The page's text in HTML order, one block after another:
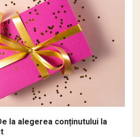
la alegerea conținutului la